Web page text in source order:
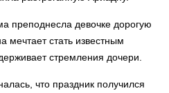
преподнесла девочке дорогую
стать известным
стремления дочери.
что праздник получился